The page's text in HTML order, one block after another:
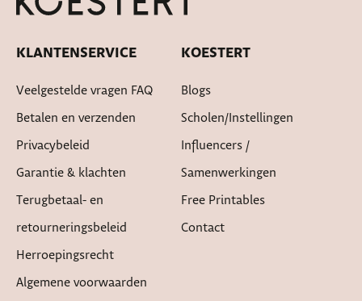
KLANTENSERVICE
Veelgestelde vragen FAQ
Betalen en verzenden
Privacybeleid
Garantie & klachten
Terugbetaal- en
retourneringsbeleid
Herroepingsrecht
Algemene voorwaarden
KOESTERT
Blogs
Scholen/instellingen
Influencers /
Samenwerkingen
Free Printables
Contact